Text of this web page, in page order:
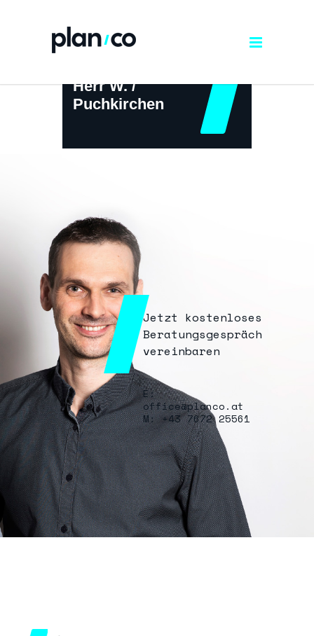
← ZURÜCK ZUR ÜBERSICHT
Herr W. /
Puchkirchen
Jetzt kostenloses
Beratungsgespräch
vereinbaren
E:
office@planco.at
M: +43 7672 25561